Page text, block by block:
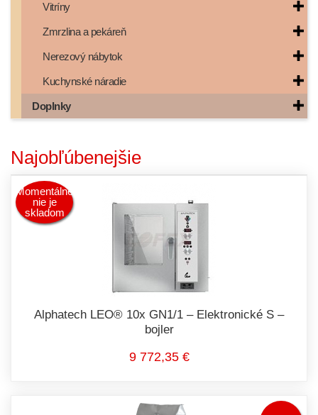
Vitríny
Zmrzlina a pekáreň
Nerezový nábytok
Kuchynské náradie
Doplnky
Najobľúbenejšie
Momentálne
nie je
skladom
Alphatech LEO® 10x GN1/1 – Elektronické S –
bojler
9 772,35 €